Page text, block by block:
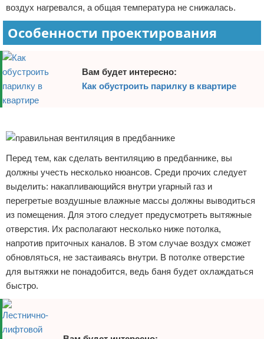
воздух нагревался, а общая температура не снижалась.
Особенности проектирования
Вам будет интересно:
Как обустроить парилку в квартире
Перед тем, как сделать вентиляцию в предбаннике, вы
должны учесть несколько нюансов. Среди прочих следует
выделить: накапливающийся внутри угарный газ и
перегретые воздушные влажные массы должны выводиться
из помещения. Для этого следует предусмотреть вытяжные
отверстия. Их располагают несколько ниже потолка,
напротив приточных каналов. В этом случае воздух сможет
обновляться, не застаиваясь внутри. В потолке отверстие
для вытяжки не понадобится, ведь баня будет охлаждаться
быстро.